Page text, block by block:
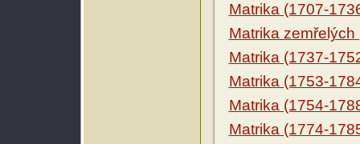
Matrika (1707-
Matrika
Matrika (1737-
Matrika (1753-
Matrika (1754-
Matrika (1774-